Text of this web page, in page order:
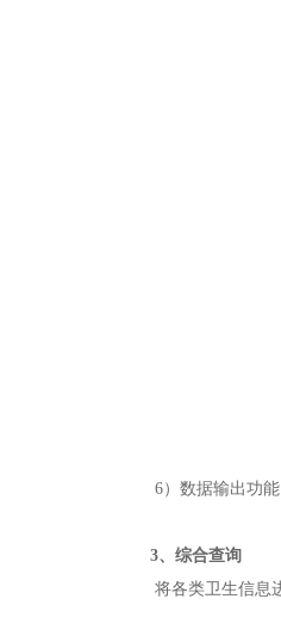
6）数据输出功
3、综合查询
将各类卫生信息